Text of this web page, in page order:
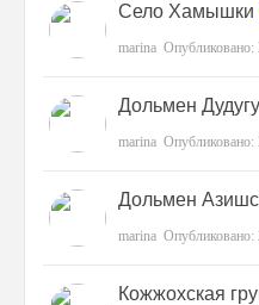
Село Хамышки
marina Опубликовано:
Дольмен
marina Опубликовано:
Дольмен
marina Опубликовано:
Кожжохская